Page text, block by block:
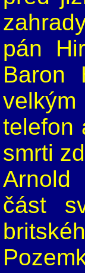
pán
Baron
velkým
telefon
smrti
Arnold
část